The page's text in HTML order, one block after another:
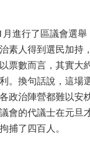
進行了區議會選
素人得到選民加持
票數而言，其實大
。換句話說，這場
政治陣營都難以安
會的代議士在元旦
捕了四百人。